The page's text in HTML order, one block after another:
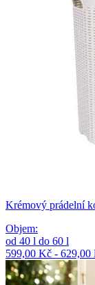
Krémový prádelní
Objem:
od 40 l do 60 l
599,00 Kč - 629,00